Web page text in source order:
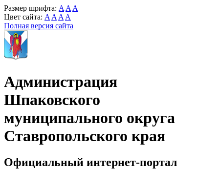
Размер шрифта: A A A
Цвет сайта: A A A A
Полная версия сайта
Администрация
Шпаковского
муниципального округа
Ставропольского края
Официальный интернет-портал